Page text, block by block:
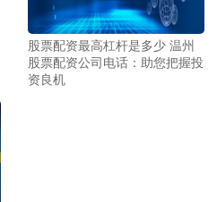
股票配资最高杠杆是多少 温州
股票配资公司电话：助您把握投
资良机